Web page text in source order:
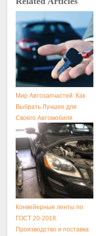
Мир Автозапчастей: Как
Выбрать Лучшее для
Своего Автомобиля
Конвейерные ленты по
ГОСТ 20-2018:
Производство и поставка